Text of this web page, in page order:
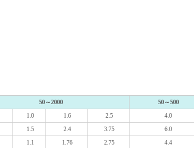
50～2000
50～500
1.0 1.6 2.5 4.0
1.5 2.4 3.75
6.0
1.1 1.76 2.75
4.4